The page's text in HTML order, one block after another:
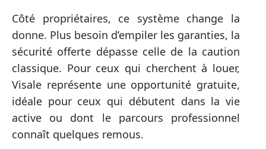
Côté propriétaires, ce système change la
donne. Plus besoin d’empiler les garanties, la
sécurité offerte dépasse celle de la caution
classique. Pour ceux qui cherchent à louer,
Visale représente une opportunité gratuite,
idéale pour ceux qui débutent dans la vie
active ou dont le parcours professionnel
connaît quelques remous.